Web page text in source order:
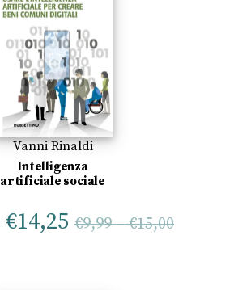
Vanni Rinaldi
Intelligenza
artificiale sociale
€14,25 €9,99–€15,00